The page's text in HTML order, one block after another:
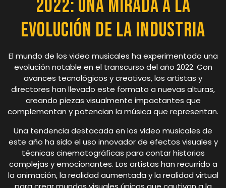
2022: Una Mirada a la
Evolución de la Industria
El mundo de los video musicales ha experimentado una
evolución notable en el transcurso del año 2022. Con
avances tecnológicos y creativos, los artistas y
directores han llevado este formato a nuevas alturas,
creando piezas visualmente impactantes que
complementan y potencian la música que representan.
Una tendencia destacada en los video musicales de
este año ha sido el uso innovador de efectos visuales y
técnicas cinematográficas para contar historias
complejas y emocionantes. Los artistas han recurrido a
la animación, la realidad aumentada y la realidad virtual